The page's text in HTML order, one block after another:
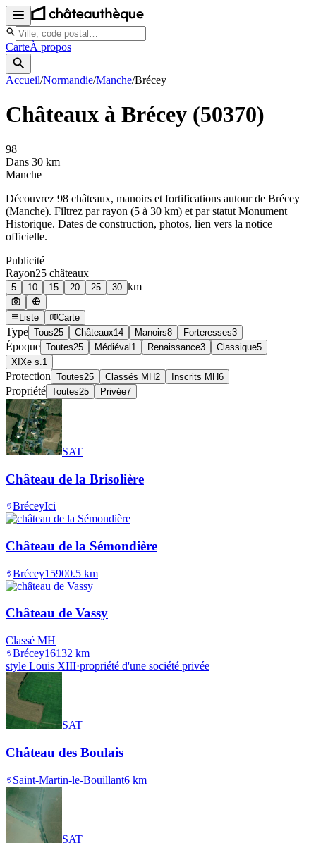
CarteÀ propos
Accueil/Normandie/Manche/Brécey
Châteaux à Brécey (50370)
98
Dans 30 km
Manche
Découvrez 98 châteaux, manoirs et fortifications autour de Brécey
(Manche). Filtrez par rayon (5 à 30 km) et par statut Monument
Historique. Dates de construction, photos, lien vers la notice
officielle.
Publicité
Rayon25 châteaux
5 10 15 20 25 30 km
Liste Carte
Type Tous25 Châteaux14 Manoirs8 Forteresses3
Époque Toutes25 Médiéval 1 Renaissance3 Classique5
XIXe s. 1
Protection Toutes25 Classés MH2 Inscrits MH6
Propriété Toutes25 Privée7
SAT
Château de la Brisolière
BréceyIci
Château de la Sémondière
Brécey15900.5 km
Château de Vassy
Classé MH
Brécey16132 km
style Louis XIII·propriété d'une société privée
SAT
Château des Boulais
Saint-Martin-le-Bouillant6 km
SAT